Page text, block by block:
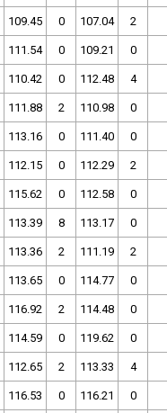
109.45 0 107.04 2
111.54 0 109.21 0
110.42 0 112.48 4
111.88 2 110.98 0
113.16 0 111.40 0
112.15 0 112.29 2
115.62 0 112.58 0
113.39 8 113.17 0
113.36 2 111.19 2
113.65 0 114.77 0
116.92 2 114.48 0
114.59 0 119.62 0
112.65 2 113.33 4
116.53 0 116.21 0